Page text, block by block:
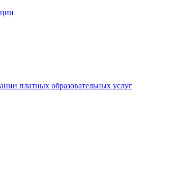
платных образовательных услуг